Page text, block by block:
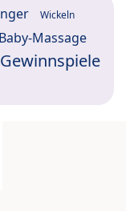
Wickeln
Baby-Massage
Gewinnspiele